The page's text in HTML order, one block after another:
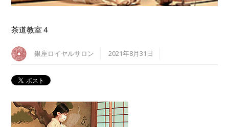
茶道教室４
銀座ロイヤルサロン 2021年8月31日